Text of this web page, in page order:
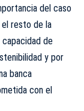
del caso
resto de la
capacidad de
y por
banca
con el